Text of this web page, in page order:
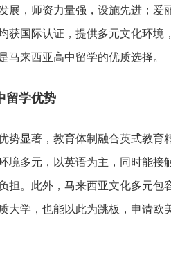
展，师资力量强，设施先进；
获国际认证，提供多元文化环
马来西亚高中留学的优质选择。
留学优势
势显著，教育体制融合英式教
境多元，以英语为主，同时能
担。此外，马来西亚文化多元
大学，也能以此为跳板，申请欧